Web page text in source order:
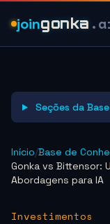
joingonka
Seções da
Início/Base de
Gonka vs Bittensor:
Abordagens para IA
Investimentos